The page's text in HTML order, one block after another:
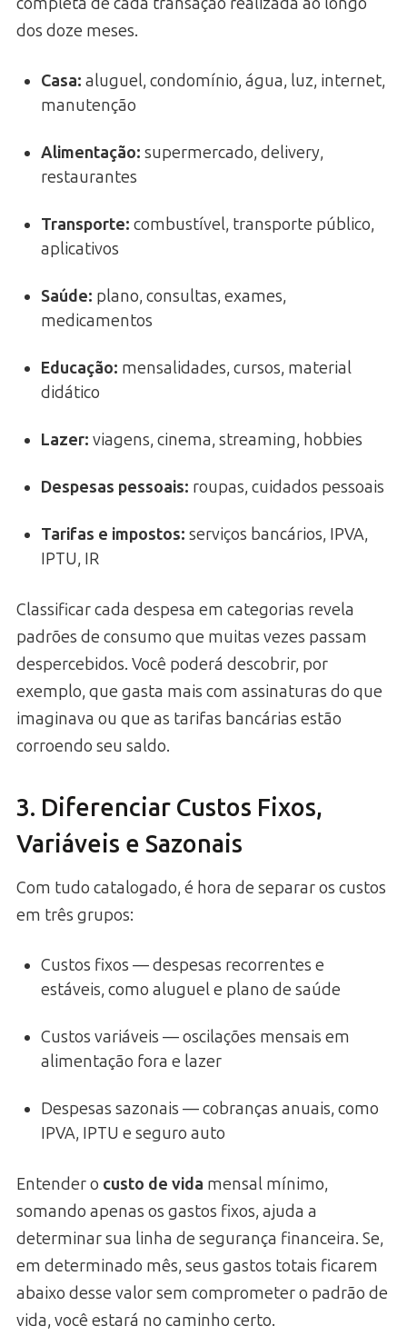
dos doze meses.
Casa: aluguel, condomínio, água, luz, internet,
manutenção
Alimentação: supermercado, delivery,
restaurantes
Transporte: combustível, transporte público,
aplicativos
Saúde: plano, consultas, exames,
medicamentos
Educação: mensalidades, cursos, material
didático
Lazer: viagens, cinema, streaming, hobbies
Despesas pessoais: roupas, cuidados pessoais
Tarifas e impostos: serviços bancários, IPVA,
IPTU, IR
Classificar cada despesa em categorias revela
padrões de consumo que muitas vezes passam
despercebidos. Você poderá descobrir, por
exemplo, que gasta mais com assinaturas do que
imaginava ou que as tarifas bancárias estão
corroendo seu saldo.
3. Diferenciar Custos Fixos,
Variáveis e Sazonais
Com tudo catalogado, é hora de separar os custos
em três grupos:
Custos fixos — despesas recorrentes e
estáveis, como aluguel e plano de saúde
Custos variáveis — oscilações mensais em
alimentação fora e lazer
Despesas sazonais — cobranças anuais, como
IPVA, IPTU e seguro auto
Entender o custo de vida mensal mínimo,
somando apenas os gastos fixos, ajuda a
determinar sua linha de segurança financeira. Se,
em determinado mês, seus gastos totais ficarem
abaixo desse valor sem comprometer o padrão de
vida, você estará no caminho certo.